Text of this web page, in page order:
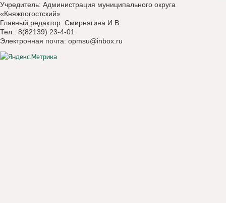
Учредитель: Администрация муниципального округа
«Княжпогостский»
Главный редактор: Смирнягина И.В.
Тел.: 8(82139) 23-4-01
Электронная почта: opmsu@inbox.ru